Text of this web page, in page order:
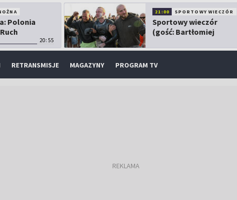
Polonia
20:55
21:00 SPORTOWY WIECZÓR
Sportowy wieczór
(gość: Bartłomiej
RETRANSMISJE MAGAZYNY PROGRAM TV